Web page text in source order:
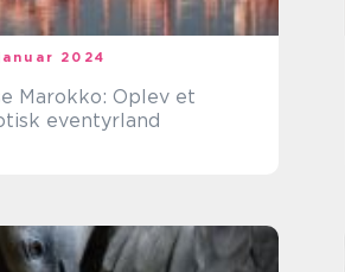
2024
Marokko: Oplev et
eventyrland